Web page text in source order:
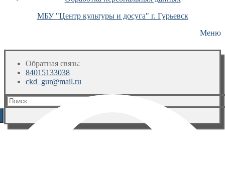
МБУ "Центр культуры и досуга" г. Гурьевск
Меню
Обратная связь:
84015133038
ckd_gur@mail.ru
Искать: